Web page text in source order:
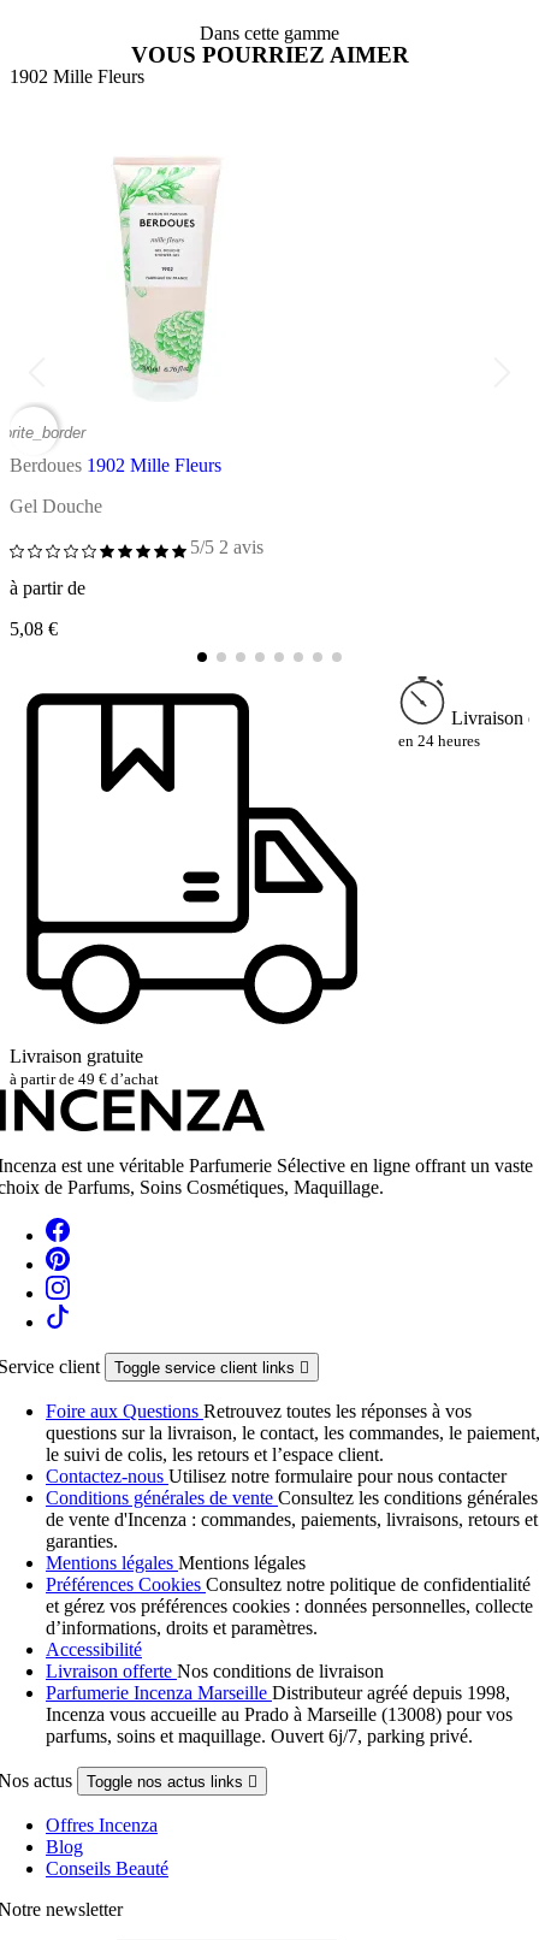
Dans cette gamme
VOUS POURRIEZ AIMER
1902 Mille Fleurs
Berdoues 1902 Mille Fleurs
Gel Douche
5/5 2 avis
à partir de
5,08 €
Livraison gratuite
à partir de 49 € d’achat
Livraison
en 24 heures
est une véritable Parfumerie Sélective en ligne offrant un vaste
de Parfums, Soins Cosmétiques, Maquillage.
client Toggle service client links 
Foire aux Questions Retrouvez toutes les réponses à vos
questions sur la livraison, le contact, les commandes, le paiement,
le suivi de colis, les retours et l’espace client.
Contactez-nous Utilisez notre formulaire pour nous contacter
Conditions générales de vente Consultez les conditions générales
de vente d'Incenza : commandes, paiements, livraisons, retours et
garanties.
Mentions légales Mentions légales
Préférences Cookies Consultez notre politique de confidentialité
et gérez vos préférences cookies : données personnelles, collecte
d’informations, droits et paramètres.
Accessibilité
Livraison offerte Nos conditions de livraison
Parfumerie Incenza Marseille Distributeur agréé depuis 1998,
Incenza vous accueille au Prado à Marseille (13008) pour vos
parfums, soins et maquillage. Ouvert 6j/7, parking privé.
actus Toggle nos actus links 
Offres Incenza
Blog
Conseils Beauté
newsletter